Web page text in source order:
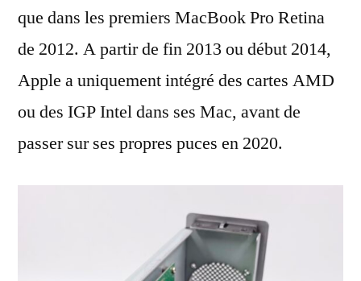
que dans les premiers MacBook Pro Retina
de 2012. A partir de fin 2013 ou début 2014,
Apple a uniquement intégré des cartes AMD
ou des IGP Intel dans ses Mac, avant de
passer sur ses propres puces en 2020.